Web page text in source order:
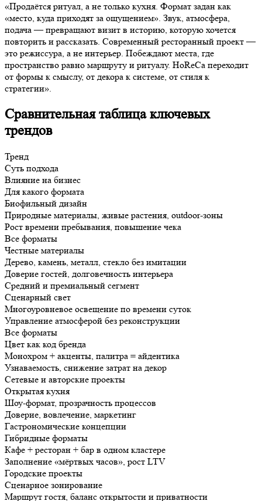
«Продаётся ритуал, а не только кухня. Формат задан как
«место, куда приходят за ощущением». Звук, атмосфера,
подача — превращают визит в историю, которую хочется
повторить и рассказать. Современный ресторанный проект —
это режиссура, а не интерьер. Побеждают места, где
пространство равно маршруту и ритуалу. HoReCa переходит
от формы к смыслу, от декора к системе, от стиля к
стратегии».
Сравнительная таблица ключевых
трендов
Тренд
Суть подхода
Влияние на бизнес
Для какого формата
Биофильный дизайн
Природные материалы, живые растения, outdoor-зоны
Рост времени пребывания, повышение чека
Все форматы
Честные материалы
Дерево, камень, металл, стекло без имитации
Доверие гостей, долговечность интерьера
Средний и премиальный сегмент
Сценарный свет
Многоуровневое освещение по времени суток
Управление атмосферой без реконструкции
Все форматы
Цвет как код бренда
Монохром + акценты, палитра = айдентика
Узнаваемость, снижение затрат на декор
Сетевые и авторские проекты
Открытая кухня
Шоу-формат, прозрачность процессов
Доверие, вовлечение, маркетинг
Гастрономические концепции
Гибридные форматы
Кафе + ресторан + бар в одном кластере
Заполнение «мёртвых часов», рост LTV
Городские проекты
Сценарное зонирование
Маршрут гостя, баланс открытости и приватности